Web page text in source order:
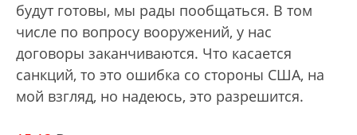
будут готовы, мы рады пообщаться. В том
числе по вопросу вооружений, у нас
договоры заканчиваются. Что касается
санкций, то это ошибка со стороны США, на
мой взгляд, но надеюсь, это разрешится.